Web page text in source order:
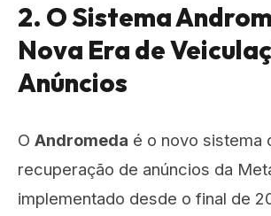
2. O Sistema
Nova Era de
Anúncios
O Andromeda é o novo sistema
recuperação de anúncios da
implementado desde o final de